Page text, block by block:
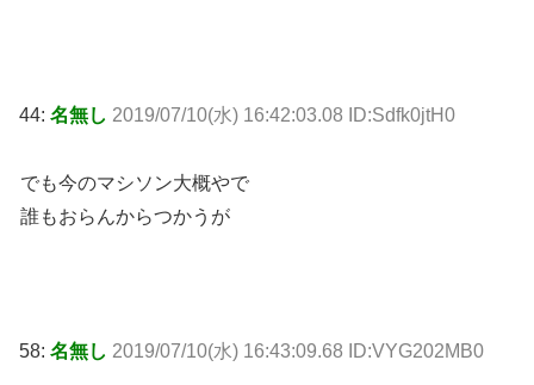
44: 名無し 2019/07/10(水) 16:42:03.08 ID:Sdfk0jtH0
でも今のマシソン大概やで
誰もおらんからつかうが
58: 名無し 2019/07/10(水) 16:43:09.68 ID:VYG202MB0